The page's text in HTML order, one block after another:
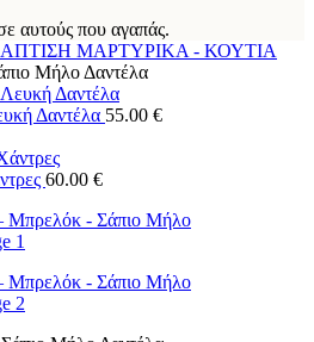
αυτούς που αγαπάς.
ΜΑΡΤΥΡΙΚΑ - ΚΟΥΤΙΑ
Μήλο Δαντέλα
Δαντέλα 55.00 €
60.00 €